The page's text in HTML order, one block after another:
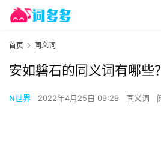
首页 同义词
安如磐石的同义词有哪些？
N世界 2022年4月25日 09:29 同义词